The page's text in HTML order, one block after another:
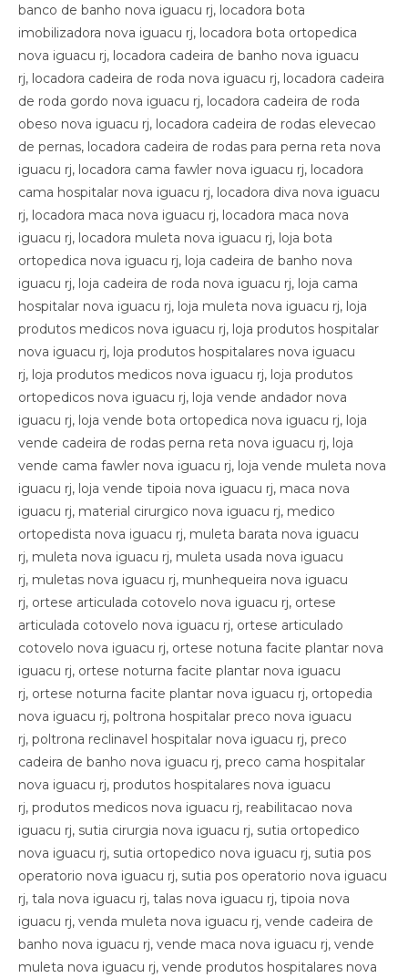
banco de banho nova iguacu rj, locadora bota
imobilizadora nova iguacu rj, locadora bota ortopedica
nova iguacu rj, locadora cadeira de banho nova iguacu
rj, locadora cadeira de roda nova iguacu rj, locadora cadeira
de roda gordo nova iguacu rj, locadora cadeira de roda
obeso nova iguacu rj, locadora cadeira de rodas elevecao
de pernas, locadora cadeira de rodas para perna reta nova
iguacu rj, locadora cama fawler nova iguacu rj, locadora
cama hospitalar nova iguacu rj, locadora diva nova iguacu
rj, locadora maca nova iguacu rj, locadora maca nova
iguacu rj, locadora muleta nova iguacu rj, loja bota
ortopedica nova iguacu rj, loja cadeira de banho nova
iguacu rj, loja cadeira de roda nova iguacu rj, loja cama
hospitalar nova iguacu rj, loja muleta nova iguacu rj, loja
produtos medicos nova iguacu rj, loja produtos hospitalar
nova iguacu rj, loja produtos hospitalares nova iguacu
rj, loja produtos medicos nova iguacu rj, loja produtos
ortopedicos nova iguacu rj, loja vende andador nova
iguacu rj, loja vende bota ortopedica nova iguacu rj, loja
vende cadeira de rodas perna reta nova iguacu rj, loja
vende cama fawler nova iguacu rj, loja vende muleta nova
iguacu rj, loja vende tipoia nova iguacu rj, maca nova
iguacu rj, material cirurgico nova iguacu rj, medico
ortopedista nova iguacu rj, muleta barata nova iguacu
rj, muleta nova iguacu rj, muleta usada nova iguacu
rj, muletas nova iguacu rj, munhequeira nova iguacu
rj, ortese articulada cotovelo nova iguacu rj, ortese
articulada cotovelo nova iguacu rj, ortese articulado
cotovelo nova iguacu rj, ortese notuna facite plantar nova
iguacu rj, ortese noturna facite plantar nova iguacu
rj, ortese noturna facite plantar nova iguacu rj, ortopedia
nova iguacu rj, poltrona hospitalar preco nova iguacu
rj, poltrona reclinavel hospitalar nova iguacu rj, preco
cadeira de banho nova iguacu rj, preco cama hospitalar
nova iguacu rj, produtos hospitalares nova iguacu
rj, produtos medicos nova iguacu rj, reabilitacao nova
iguacu rj, sutia cirurgia nova iguacu rj, sutia ortopedico
nova iguacu rj, sutia ortopedico nova iguacu rj, sutia pos
operatorio nova iguacu rj, sutia pos operatorio nova iguacu
rj, tala nova iguacu rj, talas nova iguacu rj, tipoia nova
iguacu rj, venda muleta nova iguacu rj, vende cadeira de
banho nova iguacu rj, vende maca nova iguacu rj, vende
muleta nova iguacu rj, vende produtos hospitalares nova